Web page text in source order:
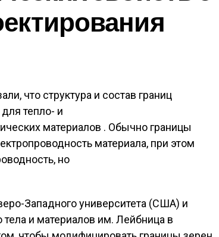
что структура и состав границ
тепло- и
материалов . Обычно границы
материала, при этом
но
Западного университета (США) и
и материалов им. Лейбница в